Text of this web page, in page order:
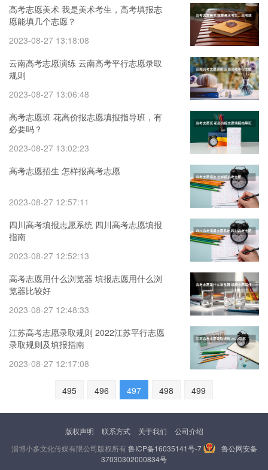
高考志愿美术 我是美术考生，高考填报志
愿能填几个志愿？
2023-08-27 13:18:08
云南高考志愿演练 云南高考平行志愿录取
规则
2023-08-27 13:06:48
高考志愿班 花高价报志愿填报指导班，有
必要吗？
2023-08-27 13:02:23
高考志愿招生 怎样报高考志愿
2023-08-27 12:57:11
四川高考填报志愿系统 四川高考志愿填报
指南
2023-08-27 12:52:13
高考志愿用什么浏览器 填报志愿用什么浏
览器比较好
2023-08-27 12:48:33
江苏高考志愿录取规则 2022江苏平行志愿
录取规则及填报指南
2023-08-27 12:17:08
495 496 497 498 499
版权声明 联系方式 关于我们
公司介绍
淄博小多文化传媒有限公司版权所有鲁ICP备16035141号-7
鲁公网安备
37030302000834号